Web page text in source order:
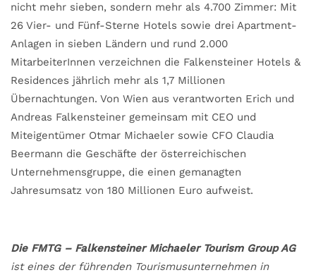
nicht mehr sieben, sondern mehr als 4.700 Zimmer: Mit
26 Vier- und Fünf-Sterne Hotels sowie drei Apartment-
Anlagen in sieben Ländern und rund 2.000
MitarbeiterInnen verzeichnen die Falkensteiner Hotels &
Residences jährlich mehr als 1,7 Millionen
Übernachtungen. Von Wien aus verantworten Erich und
Andreas Falkensteiner gemeinsam mit CEO und
Miteigentümer Otmar Michaeler sowie CFO Claudia
Beermann die Geschäfte der österreichischen
Unternehmensgruppe, die einen gemanagten
Jahresumsatz von 180 Millionen Euro aufweist.
Die FMTG – Falkensteiner Michaeler Tourism Group AG
ist eines der führenden Tourismusunternehmen in